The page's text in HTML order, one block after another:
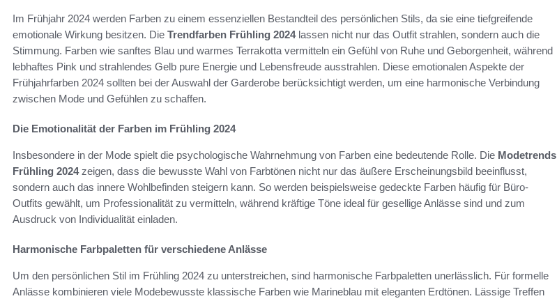
Im Frühjahr 2024 werden Farben zu einem essenziellen Bestandteil des persönlichen Stils, da sie eine tiefgreifende
emotionale Wirkung besitzen. Die Trendfarben Frühling 2024lassen nicht nur das Outfit strahlen, sondern auch die
Stimmung. Farben wie sanftes Blau und warmes Terrakotta vermitteln ein Gefühl von Ruhe und Geborgenheit, während
lebhaftes Pink und strahlendes Gelb pure Energie und Lebensfreude ausstrahlen. Diese emotionalen Aspekte der
Frühjahrfarben 2024 sollten bei der Auswahl der Garderobe berücksichtigt werden, um eine harmonische Verbindung
zwischen Mode und Gefühlen zu schaffen.
Die Emotionalität der Farben im Frühling 2024
Insbesondere in der Mode spielt die psychologische Wahrnehmung von Farben eine bedeutende Rolle. Die Modetrends
Frühling 2024zeigen, dass die bewusste Wahl von Farbtönen nicht nur das äußere Erscheinungsbild beeinflusst,
sondern auch das innere Wohlbefinden steigern kann. So werden beispielsweise gedeckte Farben häufig für Büro-
Outfits gewählt, um Professionalität zu vermitteln, während kräftige Töne ideal für gesellige Anlässe sind und zum
Ausdruck von Individualität einladen.
Harmonische Farbpaletten für verschiedene Anlässe
Um den persönlichen Stil im Frühling 2024 zu unterstreichen, sind harmonische Farbpaletten unerlässlich. Für formelle
Anlässe kombinieren viele Modebewusste klassische Farben wie Marineblau mit eleganten Erdtönen. Lässige Treffen